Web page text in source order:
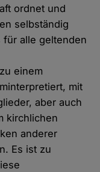
ordnet und
selbständig
für alle geltenden
einem
mit
aber auch
kirchlichen
anderer
Es ist zu